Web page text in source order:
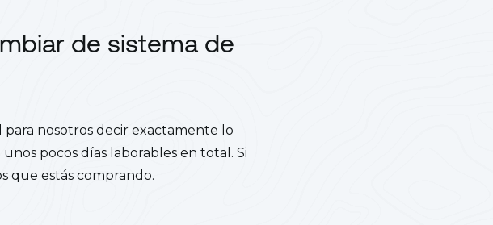
de sistema de
para nosotros decir exactamente lo
pocos días laborables en total. Si
que estás comprando.